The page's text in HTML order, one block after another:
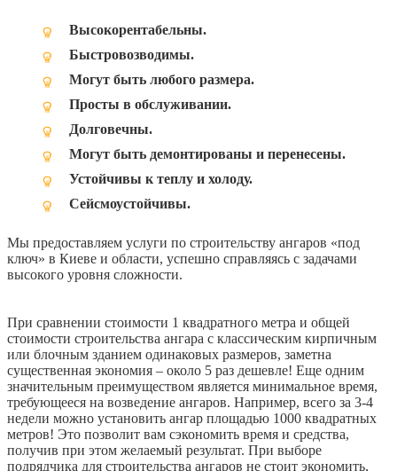
Высокорентабельны.
Быстровозводимы.
Могут быть любого размера.
Просты в обслуживании.
Долговечны.
Могут быть демонтированы и перенесены.
Устойчивы к теплу и холоду.
Сейсмоустойчивы.
Мы предоставляем услуги по строительству ангаров «под
ключ» в Киеве и области, успешно справляясь с задачами
высокого уровня сложности.
При сравнении стоимости 1 квадратного метра и общей
стоимости строительства ангара с классическим кирпичным
или блочным зданием одинаковых размеров, заметна
существенная экономия – около 5 раз дешевле! Еще одним
значительным преимуществом является минимальное время,
требующееся на возведение ангаров. Например, всего за 3-4
недели можно установить ангар площадью 1000 квадратных
метров! Это позволит вам сэкономить время и средства,
получив при этом желаемый результат. При выборе
подрядчика для строительства ангаров не стоит экономить,